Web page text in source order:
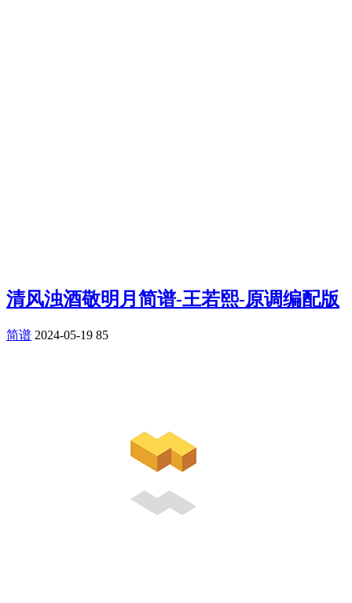
清风浊酒敬明月简谱-王若熙-原调编配版
简谱 2024-05-19 85